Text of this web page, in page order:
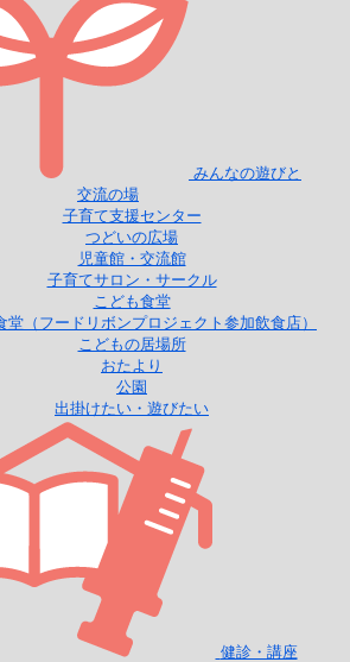
みんなの遊びと
交流の場
子育て支援センター
つどいの広場
児童館・交流館
子育てサロン・サークル
こども食堂
堂（フードリボンプロジェクト参加飲食店）
こどもの居場所
おたより
公園
出掛けたい・遊びたい
健診・講座